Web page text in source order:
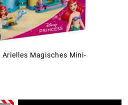
Magisches Mini-